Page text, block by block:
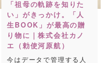
「祖母の軌跡を知りた
い」がきっかけ。「人
生BOOK」が最高の贈
り物に｜株式会社カノ
エ（勅使河原航）
今はデータで管理する人